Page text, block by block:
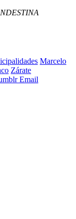
Marcelo
Zárate
Email